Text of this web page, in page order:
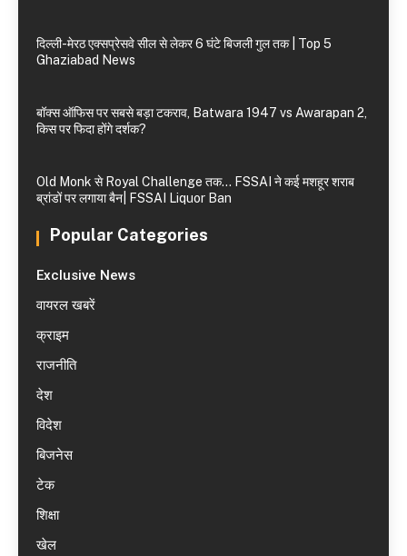
दिल्ली-मेरठ एक्सप्रेसवे सील से लेकर 6 घंटे बिजली गुल तक | Top 5
Ghaziabad News
बॉक्स ऑफिस पर सबसे बड़ा टकराव, Batwara 1947 vs Awarapan 2,
किस पर फिदा होंगे दर्शक?
Old Monk से Royal Challenge तक… FSSAI ने कई मशहूर शराब
ब्रांडों पर लगाया बैन| FSSAI Liquor Ban
Popular Categories
Exclusive News
वायरल खबरें
क्राइम
राजनीति
देश
विदेश
बिजनेस
टेक
शिक्षा
खेल